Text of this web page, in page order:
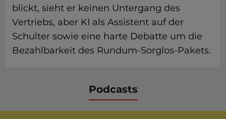
blickt, sieht er keinen Untergang des
Vertriebs, aber KI als Assistent auf der
Schulter sowie eine harte Debatte um die
Bezahlbarkeit des Rundum-Sorglos-Pakets.
Podcasts